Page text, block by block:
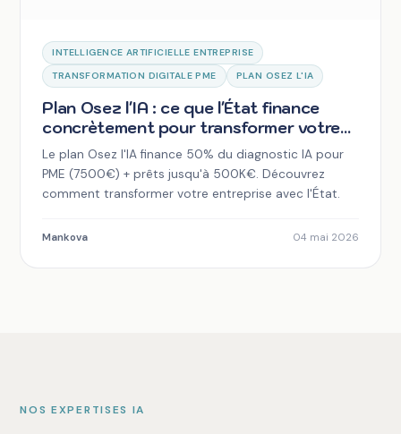
INTELLIGENCE ARTIFICIELLE ENTREPRISE
TRANSFORMATION DIGITALE PME
PLAN OSEZ L'IA
Plan Osez l'IA : ce que l'État finance
concrètement pour transformer votre
PME
Le plan Osez l'IA finance 50% du diagnostic IA pour
PME (7500€) + prêts jusqu'à 500K€. Découvrez
comment transformer votre entreprise avec l'État.
Mankova 04 mai 2026
NOS EXPERTISES IA